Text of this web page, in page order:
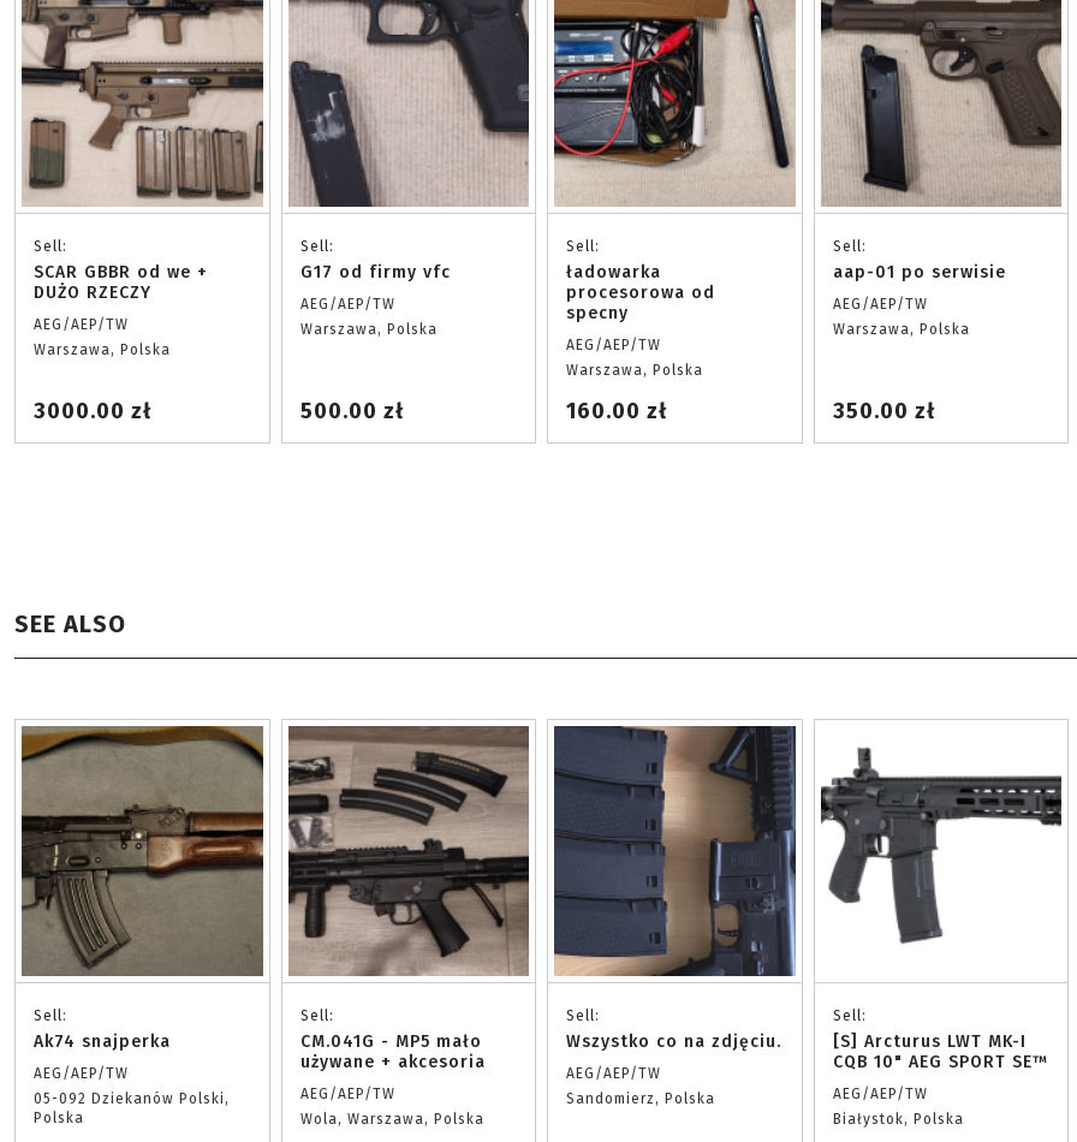
Sell:
SCAR GBBR od we +
DUŻO RZECZY
AEG/AEP/TW
Warszawa, Polska
3000.00 zł
Sell:
G17 od firmy vfc
AEG/AEP/TW
Warszawa, Polska
500.00 zł
Sell:
ładowarka
procesorowa od
specny
AEG/AEP/TW
Warszawa, Polska
160.00 zł
Sell:
aap-01 po serwisie
AEG/AEP/TW
Warszawa, Polska
350.00 zł
SEE ALSO
Sell:
Ak74 snajperka
AEG/AEP/TW
05-092 Dziekanów Polski,
Polska
Sell:
CM.041G - MP5 mało
używane + akcesoria
AEG/AEP/TW
Wola, Warszawa, Polska
Sell:
Wszystko co na zdjęciu.
AEG/AEP/TW
Sandomierz, Polska
Sell:
[S] Arcturus LWT MK-I
CQB 10" AEG SPORT SE™
AEG/AEP/TW
Białystok, Polska